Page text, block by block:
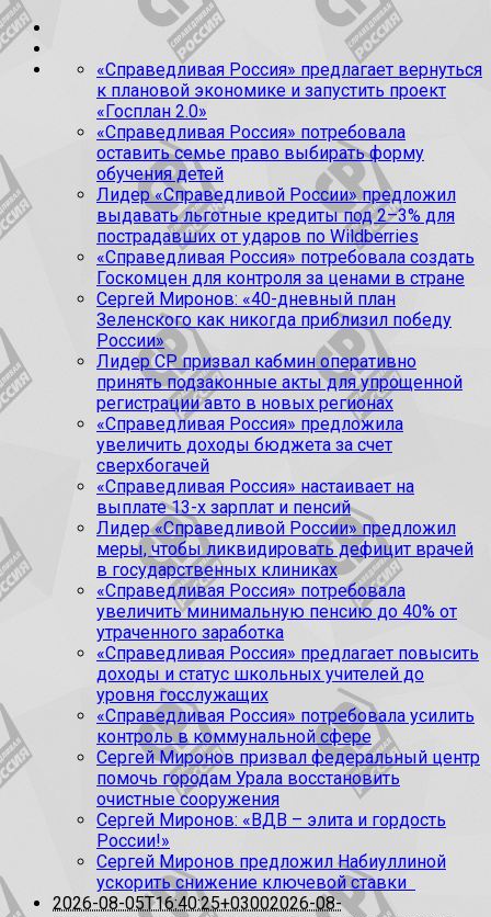
«Справедливая Россия» предлагает вернуться
к плановой экономике и запустить проект
«Госплан 2.0»
«Справедливая Россия» потребовала
оставить семье право выбирать форму
обучения детей
Лидер «Справедливой России» предложил
выдавать льготные кредиты под 2–3% для
пострадавших от ударов по Wildberries
«Справедливая Россия» потребовала создать
Госкомцен для контроля за ценами в стране
Сергей Миронов: «40-дневный план
Зеленского как никогда приблизил победу
России»
Лидер СР призвал кабмин оперативно
принять подзаконные акты для упрощенной
регистрации авто в новых регионах
«Справедливая Россия» предложила
увеличить доходы бюджета за счет
сверхбогачей
«Справедливая Россия» настаивает на
выплате 13-х зарплат и пенсий
Лидер «Справедливой России» предложил
меры, чтобы ликвидировать дефицит врачей
в государственных клиниках
«Справедливая Россия» потребовала
увеличить минимальную пенсию до 40% от
утраченного заработка
«Справедливая Россия» предлагает повысить
доходы и статус школьных учителей до
уровня госслужащих
«Справедливая Россия» потребовала усилить
контроль в коммунальной сфере
Сергей Миронов призвал федеральный центр
помочь городам Урала восстановить
очистные сооружения
Сергей Миронов: «ВДВ – элита и гордость
России!»
Сергей Миронов предложил Набиуллиной
ускорить снижение ключевой ставки
2026-08-05T16:40:25+03002026-08-